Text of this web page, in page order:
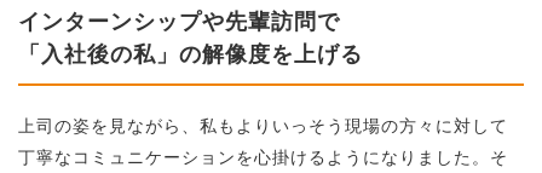
インターンシップや先輩訪問で
「入社後の私」の解像度を上げる
上司の姿を見ながら、私もよりいっそう現場の方々に対して
丁寧なコミュニケーションを心掛けるようになりました。そ